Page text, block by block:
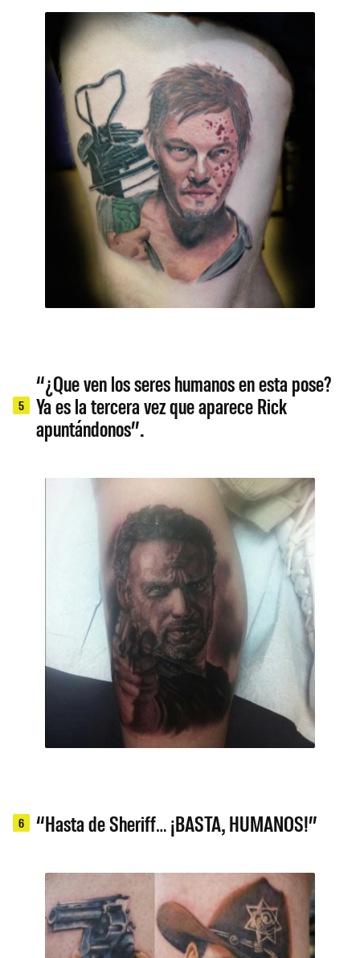
5
“¿Que ven los seres humanos en esta pose?
Ya es la tercera vez que aparece Rick
apuntándonos”.
6 “Hasta de Sheriff… ¡BASTA, HUMANOS!”